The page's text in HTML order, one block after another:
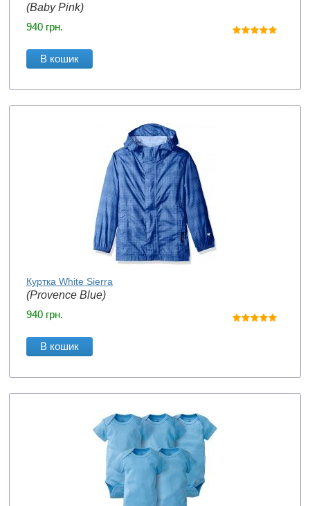
(Baby Pink)
940 грн.
В кошик
Куртка White Sierra
(Provence Blue)
940 грн.
В кошик